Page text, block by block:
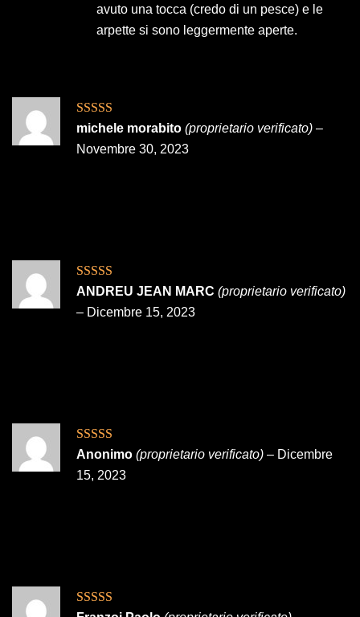
avuto una tocca (credo di un pesce) e le
arpette si sono leggermente aperte.
Valutato5 su
5
michele morabito (proprietario verificato) –
Novembre 30, 2023
Valutato5 su
5
ANDREU JEAN MARC (proprietario verificato)
– Dicembre 15, 2023
Valutato5su
5
Anonimo (proprietario verificato) – Dicembre
15, 2023